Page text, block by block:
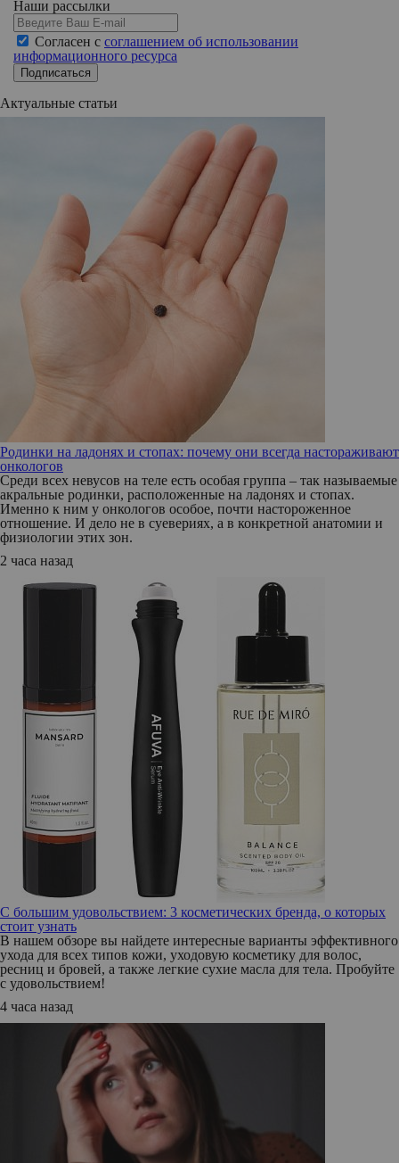
Наши рассылки
Согласен с соглашением об использовании
информационного ресурса
Подписаться
Актуальные статьи
Родинки на ладонях и стопах: почему они всегда настораживают
онкологов
Среди всех невусов на теле есть особая группа – так называемые
акральные родинки, расположенные на ладонях и стопах.
Именно к ним у онкологов особое, почти настороженное
отношение. И дело не в суевериях, а в конкретной анатомии и
физиологии этих зон.
2 часа назад
С большим удовольствием: 3 косметических бренда, о которых
стоит узнать
В нашем обзоре вы найдете интересные варианты эффективного
ухода для всех типов кожи, уходовую косметику для волос,
ресниц и бровей, а также легкие сухие масла для тела. Пробуйте
с удовольствием!
4 часа назад